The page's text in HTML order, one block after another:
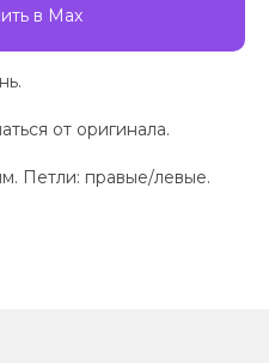
в Max
от оригинала.
Петли: правые/левые.